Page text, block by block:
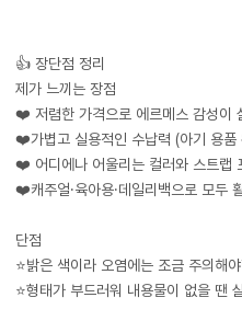
👍 장단점 정리
제가 느끼는 장점
❤️ 저렴한 가격으로 에르메스 감성이
❤️가볍고 실용적인 수납력 (아기 용품
❤️ 어디에나 어울리는 컬러와 스트랩
❤️캐주얼·육아용·데일리백으로 모두
단점
⭐️밝은 색이라 오염에는 조금 주의해
⭐️형태가 부드러워 내용물이 없을 땐